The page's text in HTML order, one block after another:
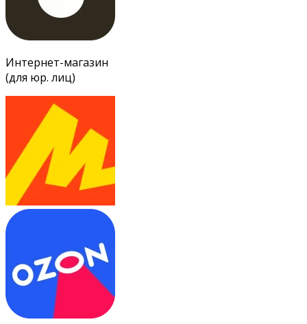
Интернет-магазин
(для юр. лиц)